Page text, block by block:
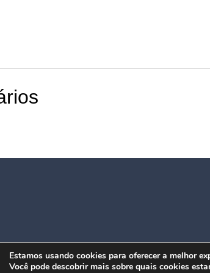
© Copyright 2026.
Estamos usando cookies para oferecer a melhor
Você pode descobrir mais sobre quais cookies